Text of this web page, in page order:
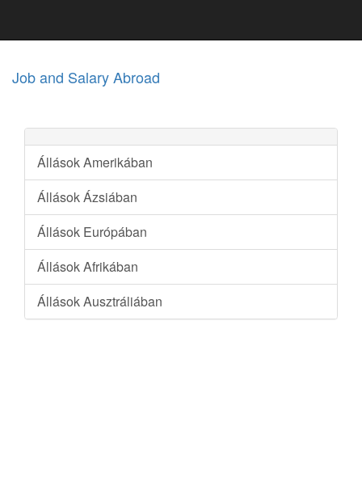
Job and Salary Abroad
Állások Amerikában
Állások Ázsiában
Állások Európában
Állások Afrikában
Állások Ausztráliában